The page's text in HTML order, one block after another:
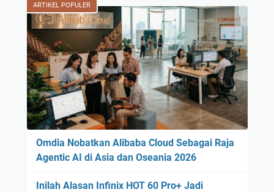
ARTIKEL POPULER
Omdia Nobatkan Alibaba Cloud Sebagai Raja
Agentic AI di Asia dan Oseania 2026
Inilah Alasan Infinix HOT 60 Pro+ Jadi